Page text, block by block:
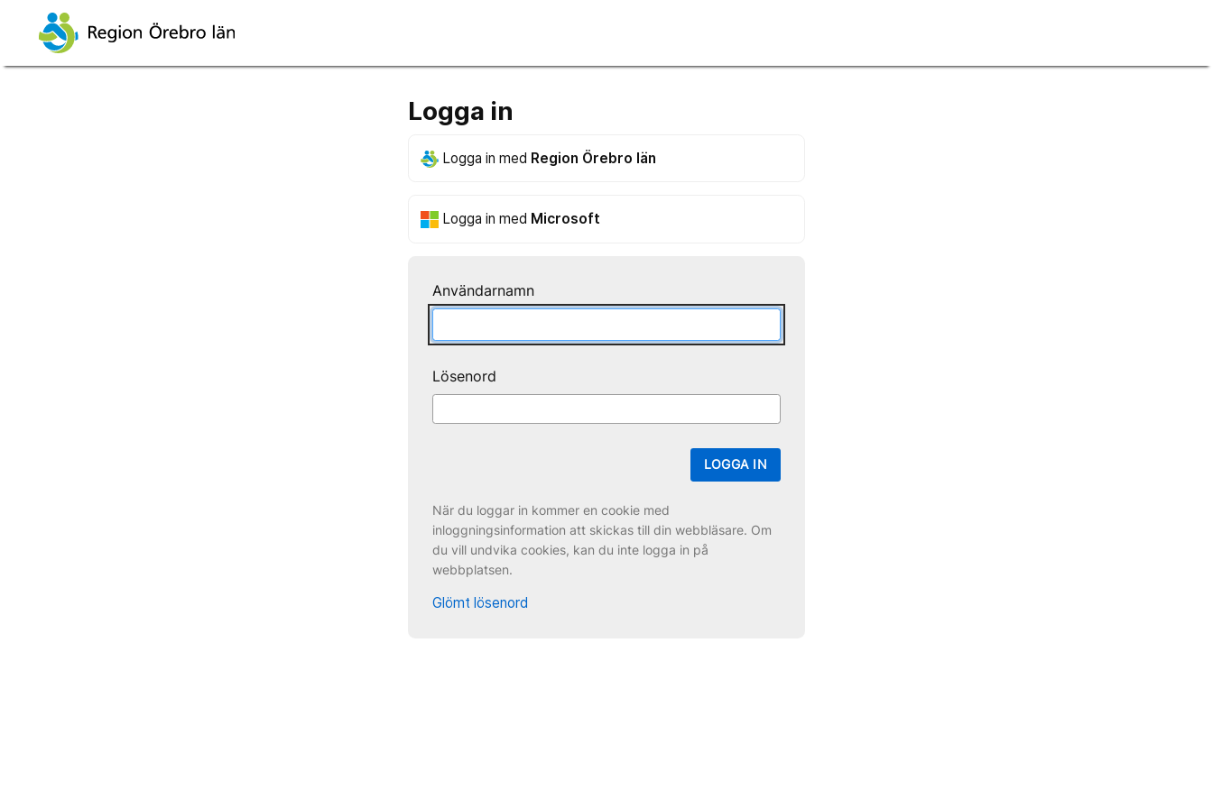
Logga in
Logga in med Region Örebro län
Logga in med Microsoft
Användarnamn
Lösenord
LOGGA IN
När du loggar in kommer en cookie med
inloggningsinformation att skickas till din webbläsare. Om
du vill undvika cookies, kan du inte logga in på
webbplatsen.
Glömt lösenord